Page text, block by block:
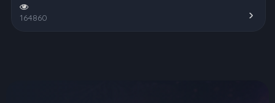
164860